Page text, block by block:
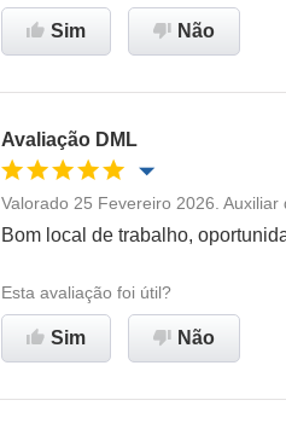
Recomenda esta empresa
Sim Não
Avaliação DML
Oportunidade de promoção
Ambiente de trabalho
Recomenda esta empresa
Valorado 25 Fevereiro 2026. Auxiliar
Bom local de trabalho,
Esta avaliação foi útil?
Sim Não